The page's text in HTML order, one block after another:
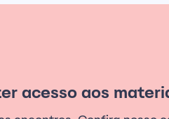
acesso aos